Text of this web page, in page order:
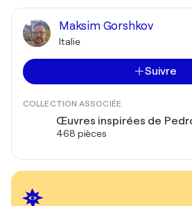
Maksim Gorshkov
Italie
Suivre
COLLECTION ASSOCIÉE
Œuvres inspirées de
468 pièces